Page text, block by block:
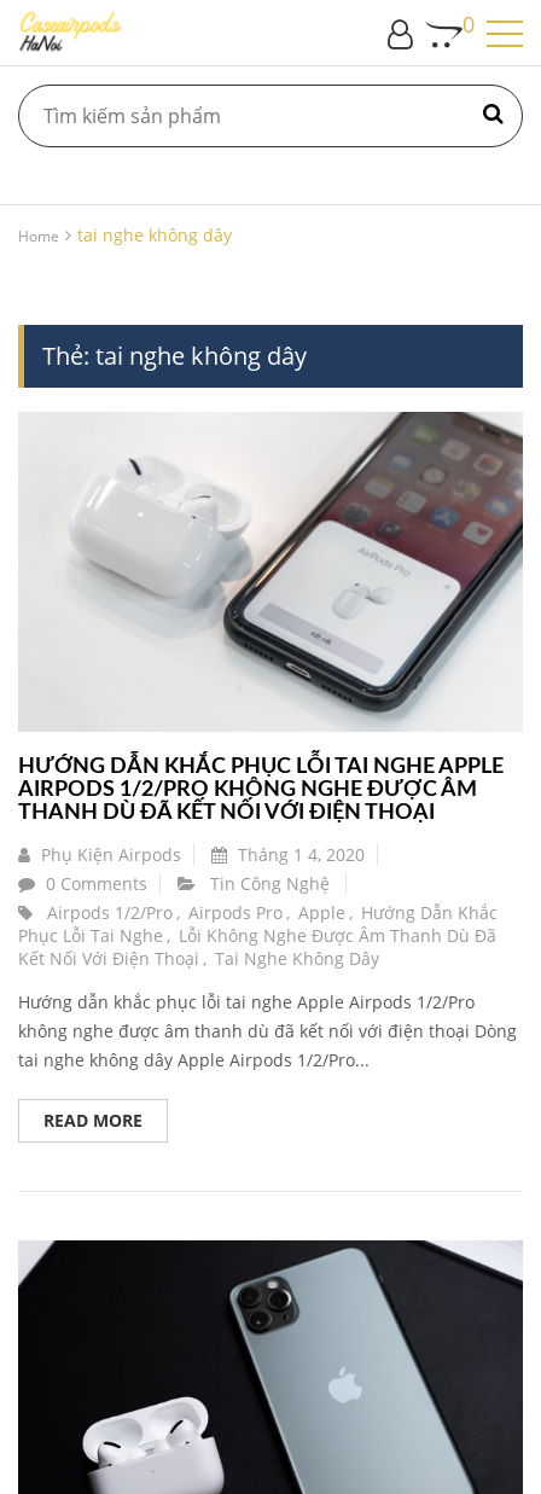
0
Home tai nghe không dây
Thẻ: tai nghe không dây
HƯỚNG DẪN KHẮC PHỤC LỖI TAI NGHE APPLE
AIRPODS 1/2/PRO KHÔNG NGHE ĐƯỢC ÂM
THANH DÙ ĐÃ KẾT NỐI VỚI ĐIỆN THOẠI
Phụ Kiện Airpods
Tháng 1 4, 2020
0 Comments
Tin Công Nghệ
Airpods 1/2/pro , Airpods Pro , Apple , Hướng Dẫn Khắc
Phục Lỗi Tai Nghe , Lỗi Không Nghe Được Âm Thanh Dù Đã
Kết Nối Với Điện Thoại , Tai Nghe Không Dây
Hướng dẫn khắc phục lỗi tai nghe Apple Airpods 1/2/Pro
không nghe được âm thanh dù đã kết nối với điện thoại Dòng
tai nghe không dây Apple Airpods 1/2/Pro...
READ MORE